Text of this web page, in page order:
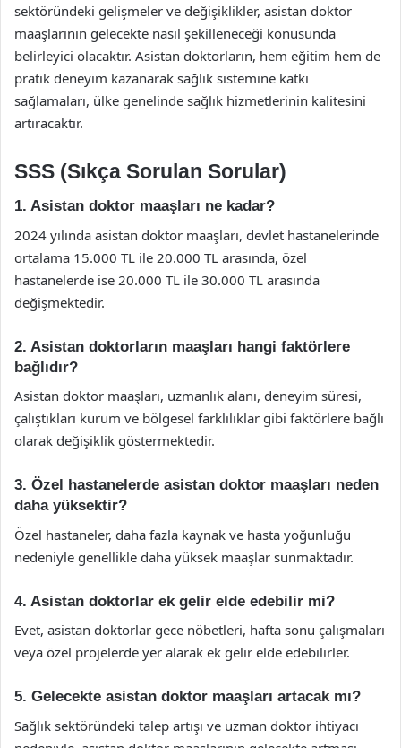
sektöründeki gelişmeler ve değişiklikler, asistan doktor
maaşlarının gelecekte nasıl şekilleneceği konusunda
belirleyici olacaktır. Asistan doktorların, hem eğitim hem de
pratik deneyim kazanarak sağlık sistemine katkı
sağlamaları, ülke genelinde sağlık hizmetlerinin kalitesini
artıracaktır.
SSS (Sıkça Sorulan Sorular)
1. Asistan doktor maaşları ne kadar?
2024 yılında asistan doktor maaşları, devlet hastanelerinde
ortalama 15.000 TL ile 20.000 TL arasında, özel
hastanelerde ise 20.000 TL ile 30.000 TL arasında
değişmektedir.
2. Asistan doktorların maaşları hangi faktörlere
bağlıdır?
Asistan doktor maaşları, uzmanlık alanı, deneyim süresi,
çalıştıkları kurum ve bölgesel farklılıklar gibi faktörlere bağlı
olarak değişiklik göstermektedir.
3. Özel hastanelerde asistan doktor maaşları neden
daha yüksektir?
Özel hastaneler, daha fazla kaynak ve hasta yoğunluğu
nedeniyle genellikle daha yüksek maaşlar sunmaktadır.
4. Asistan doktorlar ek gelir elde edebilir mi?
Evet, asistan doktorlar gece nöbetleri, hafta sonu çalışmaları
veya özel projelerde yer alarak ek gelir elde edebilirler.
5. Gelecekte asistan doktor maaşları artacak mı?
Sağlık sektöründeki talep artışı ve uzman doktor ihtiyacı